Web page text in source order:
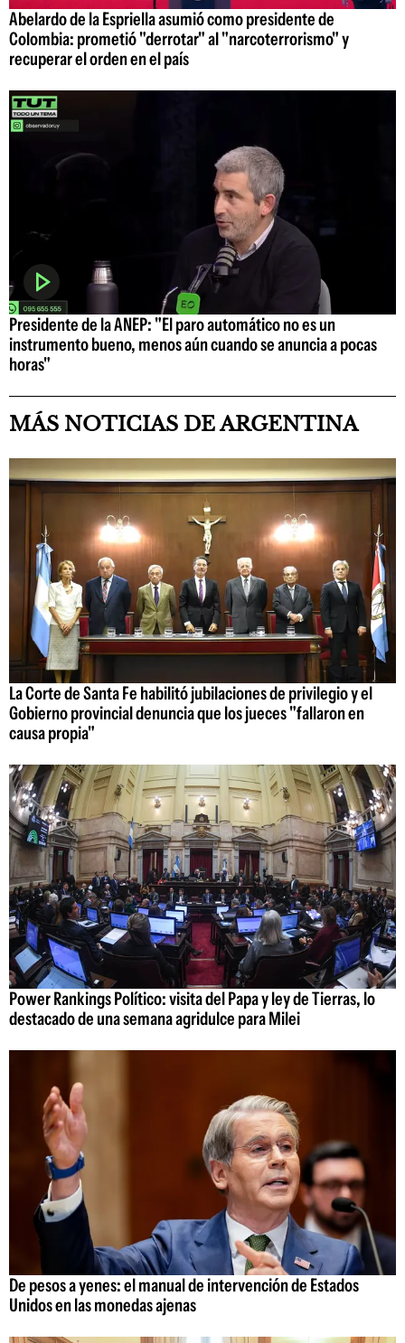
Abelardo de la Espriella asumió como presidente de
Colombia: prometió "derrotar" al "narcoterrorismo" y
recuperar el orden en el país
Presidente de la ANEP: "El paro automático no es un
instrumento bueno, menos aún cuando se anuncia a pocas
horas"
MÁS NOTICIAS DE ARGENTINA
La Corte de Santa Fe habilitó jubilaciones de privilegio y el
Gobierno provincial denuncia que los jueces "fallaron en
causa propia"
Power Rankings Político: visita del Papa y ley de Tierras, lo
destacado de una semana agridulce para Milei
De pesos a yenes: el manual de intervención de Estados
Unidos en las monedas ajenas